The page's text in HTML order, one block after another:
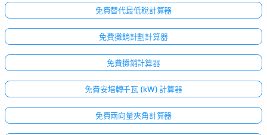
免費替代最低稅計算器
免費攤銷計劃計算器
免費攤銷計算器
免費安培轉千瓦 (kW) 計算器
免費兩向量夾角計算器